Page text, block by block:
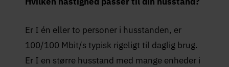
Er I én eller to personer i husstanden, er
100/100 Mbit/s typisk rigeligt til daglig brug.
Er I en større husstand med mange enheder i